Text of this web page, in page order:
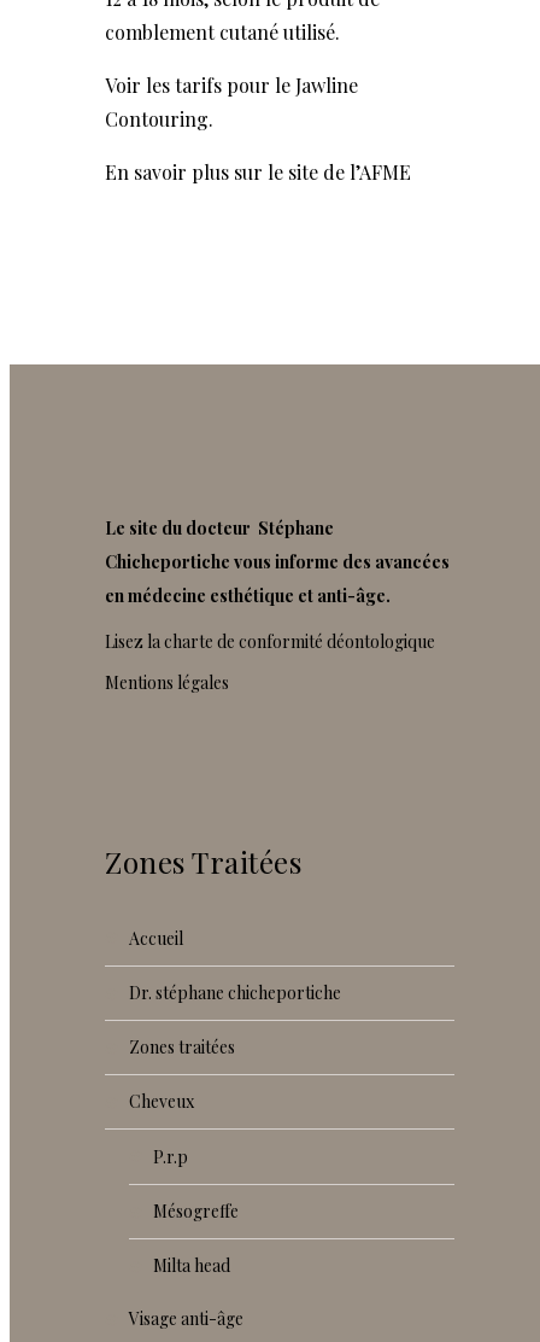
comblement cutané utilisé.
Voir les tarifs pour le Jawline
Contouring.
En savoir plus sur le site de l’AFME
Le site du docteur Stéphane
Chicheportiche vous informe des avancées
en médecine esthétique et anti-âge.
Lisez la charte de conformité déontologique
Mentions légales
Zones Traitées
accueil
dr. stéphane chicheportiche
zones traitées
cheveux
p.r.p
mésogreffe
milta head
visage anti-âge